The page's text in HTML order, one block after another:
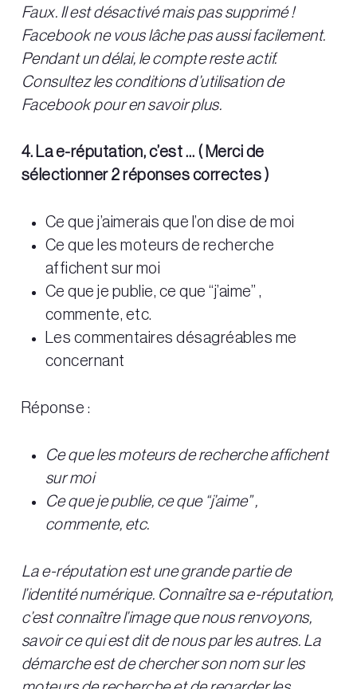
Faux. Il est désactivé mais pas supprimé !
Facebook ne vous lâche pas aussi facilement.
Pendant un délai, le compte reste actif.
Consultez les conditions d’utilisation de
Facebook pour en savoir plus.
4. La e-réputation, c’est … ( Merci de
sélectionner 2 réponses correctes )
Ce que j’aimerais que l’on dise de moi
Ce que les moteurs de recherche
affichent sur moi
Ce que je publie, ce que “j’aime” ,
commente, etc.
Les commentaires désagréables me
concernant
Réponse :
Ce que les moteurs de recherche affichent
sur moi
Ce que je publie, ce que “j’aime” ,
commente, etc.
La e-réputation est une grande partie de
l’identité numérique. Connaître sa e-réputation,
c’est connaître l’image que nous renvoyons,
savoir ce qui est dit de nous par les autres. La
démarche est de chercher son nom sur les